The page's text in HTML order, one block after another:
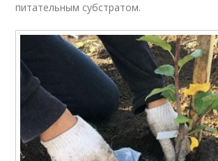
питательным субстратом.